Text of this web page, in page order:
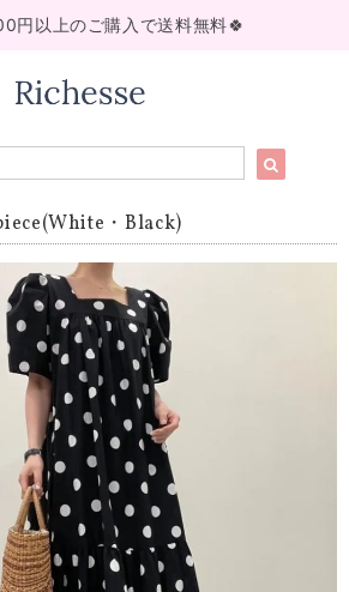
円以上のご購入で送料無料🍀
・Black)